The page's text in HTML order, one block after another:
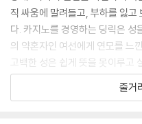
직 싸움에 말려들고, 부하를 잃고
다. 카지노를 경영하는 딩릭은 성
의 약혼자인 여선에게 연모를 느
고백한 성은 쉽게 뜻을 못이루고
시마가 딩릭의 카지노에 대군을
멸망시키려고 한다. 첫 대결에서
줄거